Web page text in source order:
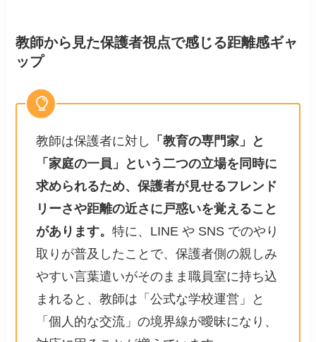
教師から見た保護者視点で感じる距離感ギャ
ップ
教師は保護者に対し
「教育の専門家」と
「家庭の一員」という二つの立場を同時に
求められるため、保護者が見せるフレンド
リーさや距離の近さに戸惑いを覚えること
があります。特に、LINE や SNS でのやり
取りが普及したことで、保護者側の親しみ
やすい言葉遣いがそのまま職員室に持ち込
まれると、教師は「公式な学校運営」と
「個人的な交流」の境界線が曖昧になり、